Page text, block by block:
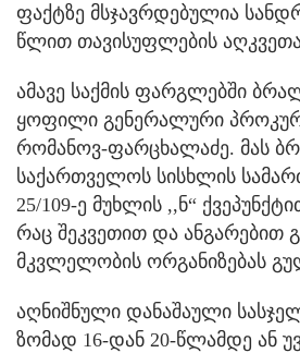
ფაქტზე მსჯავრდებულია
წლით თავისუფლების აღკვეთა
ამავე საქმის ფარგლებში
ყოფილი გენერალური
რომანოვ-ფარცხალაძე. მას
საქართველოს სისხლის
25/109-ე მუხლის ,,ნ“
რაც შეკვეთით და ანგარებით
მკვლელობის ორგანიზებას
აღნიშნული დანაშაული
ზომად 16-დან 20-წლამდე ან